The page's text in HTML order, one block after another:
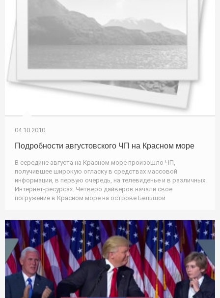
04.10.2010
Подробности августовского ЧП на Красном море
В середине августа на Красном море произошло ЧП,
получившее широкую огласку в средствах массовой
информации, в первую очередь, на телевиденье и в различных
Интернет-ресурсах. Четверо дайверов начали свое
погружение в Красном море на острове Бельшой